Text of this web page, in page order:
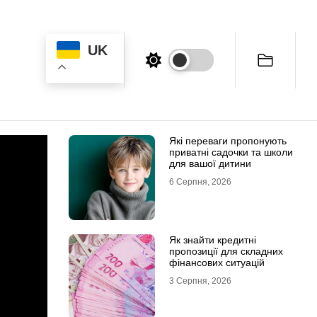
UK
Які переваги пропонують
приватні садочки та школи
для вашої дитини
6 Серпня, 2026
Як знайти кредитні
пропозиції для складних
фінансових ситуацій
3 Серпня, 2026